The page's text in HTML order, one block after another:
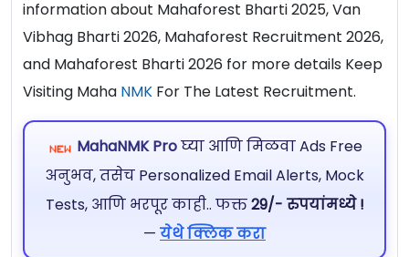
information about Mahaforest Bharti 2025, Van
Vibhag Bharti 2026, Mahaforest Recruitment 2026,
and Mahaforest Bharti 2026 for more details Keep
Visiting Maha NMK For The Latest Recruitment.
MahaNMK Proघ्या आणि मिळवा Ads Free
अनुभव, तसेच Personalized Email Alerts, Mock
Tests, आणि भरपूर काही.. फक्त29/- रुपयांमध्ये !
— येथे क्लिक करा